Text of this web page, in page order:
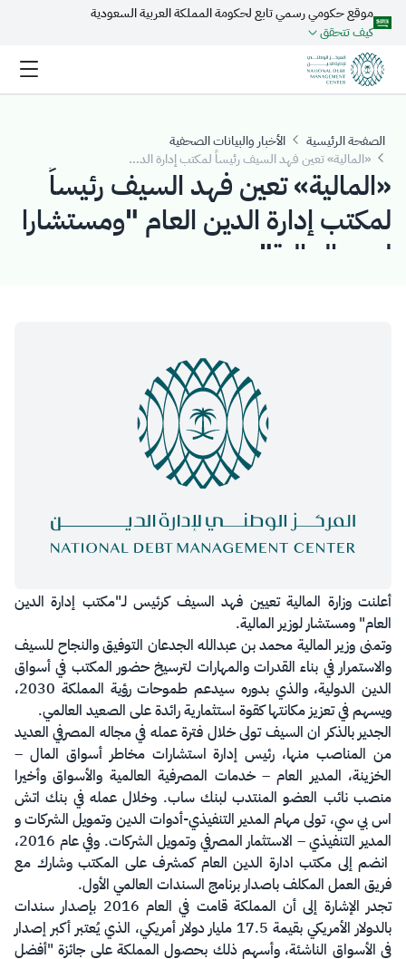
تخطي إلى المحتوى الرئيسي
موقع حكومي رسمي تابع لحكومة المملكة العربية السعودية
كيف تتحقق
الصفحة الرئيسية
الأخبار والبيانات الصحفية
«المالية» تعين فهد السيف رئيساً لمكتب إدارة الدين العام "ومستشارا لوزير المالية".
«المالية» تعين فهد السيف رئيساً
لمكتب إدارة الدين العام "ومستشارا
لوزير المالية".
أعلنت وزارة المالية تعيين فهد السيف كرئيس لـ"مكتب إدارة الدين
العام" ومستشار لوزير المالية.
وتمنى وزير المالية محمد بن عبدالله الجدعان التوفيق والنجاح للسيف
والاستمرار في بناء القدرات والمهارات لترسيخ حضور المكتب في أسواق
الدين الدولية، والذي بدوره سيدعم طموحات رؤية المملكة 2030،
ويسهم في تعزيز مكانتها كقوة استثمارية رائدة على الصعيد العالمي.
الجدير بالذكر ان السيف تولى خلال فترة عمله في مجاله المصرفي العديد
من المناصب منها، رئیس إدارة استشارات مخاطر أسواق المال –
الخزینة، المدیر العام – خدمات المصرفیة العالمیة والأسواق وأخيرا
منصب نائب العضو المنتدب لبنك ساب. وخلال عمله في بنك اتش
اس بي سي، تولى مهام المدیر التنفیذي-أدوات الدین وتمویل الشركات و
المدیر التنفیذي – الاستثمار المصرفي وتمویل الشركات. وفي عام 2016،
انضم إلى مكتب ادارة الدين العام كمشرف على المكتب وشارك مع
فريق العمل المكلف باصدار برنامج السندات العالمي الأول.
تجدر الإشارة إلى أن المملكة قامت في العام 2016 بإصدار سندات
بالدولار الأمريكي بقيمة 17.5 مليار دولار أمريكي، الذي يُعتبر أكبر إصدار
في الأسواق الناشئة، وأسهم ذلك بحصول المملكة على جائزة "أفضل